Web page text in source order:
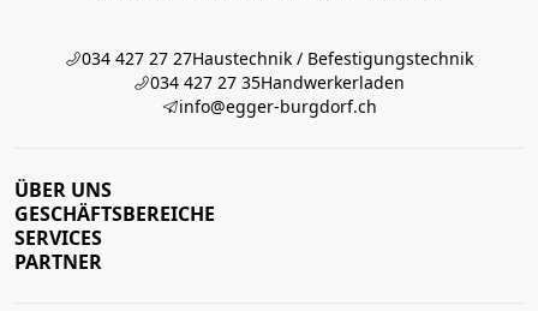
034 427 27 27Haustechnik / Befestigungstechnik
034 427 27 35Handwerkerladen
info@egger-burgdorf.ch
ÜBER UNS
GESCHÄFTSBEREICHE
SERVICES
PARTNER